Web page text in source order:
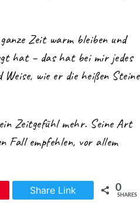
Zeit warm bleiben und
hat – das hat bei mir jedes
wie er die heißen Steine
Zeitgefühl mehr. Seine Art
Fall empfehlen, vor allem
Share Link 0
SHARES